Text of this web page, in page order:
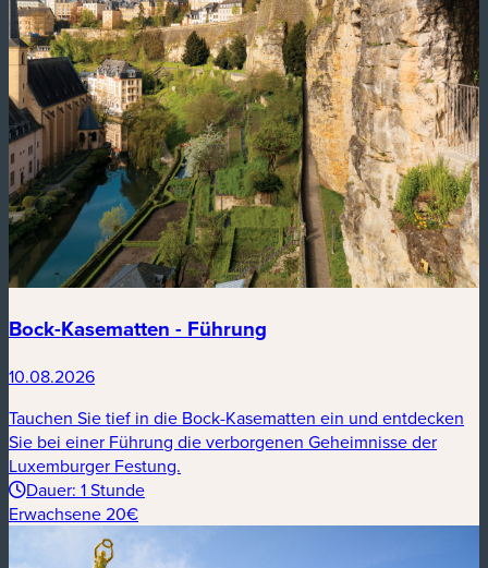
Bock-Kasematten - Führung
10.08.2026
Tauchen Sie tief in die Bock-Kasematten ein und entdecken
Sie bei einer Führung die verborgenen Geheimnisse der
Luxemburger Festung.
Dauer: 1 Stunde
Erwachsene 20€